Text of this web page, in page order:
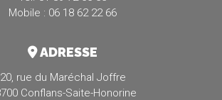
Mobile : 06 18 62 22 66
ADRESSE
20, rue du Maréchal Joffre
Conflans-Saite-Honorine